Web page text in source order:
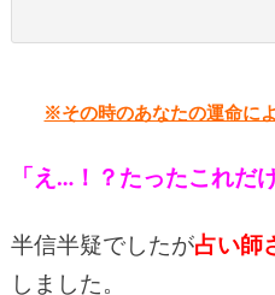
※その時のあなたの運命に
「え…！？たったこれだ
半信半疑でしたが占い師
しました。